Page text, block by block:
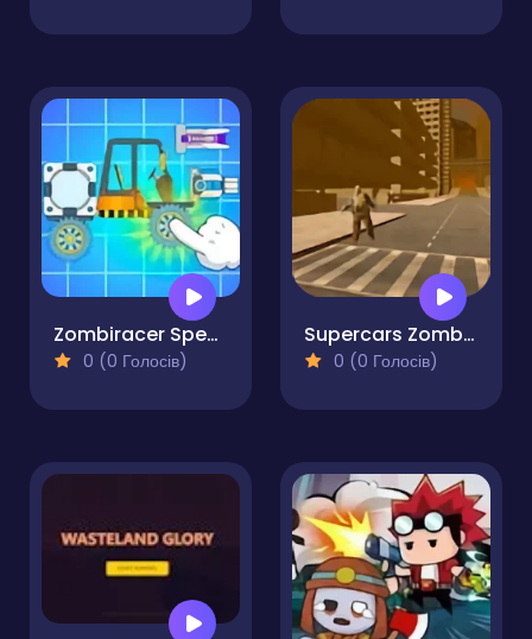
Zombiracer Speed On Earth
0 (0 Голосів)
Supercars Zombie Driving
0 (0 Голосів)